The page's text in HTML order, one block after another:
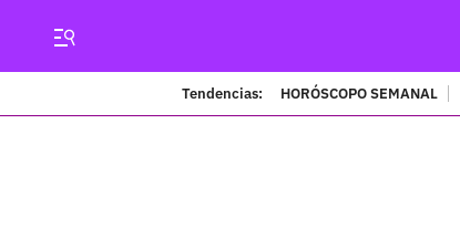
Tendencias: HORÓSCOPO SEMANAL